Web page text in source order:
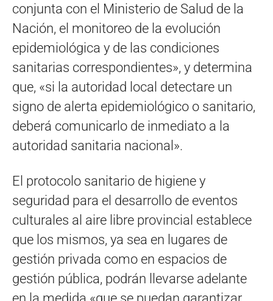
conjunta con el Ministerio de Salud de la
Nación, el monitoreo de la evolución
epidemiológica y de las condiciones
sanitarias correspondientes», y determina
que, «si la autoridad local detectare un
signo de alerta epidemiológico o sanitario,
deberá comunicarlo de inmediato a la
autoridad sanitaria nacional».
El protocolo sanitario de higiene y
seguridad para el desarrollo de eventos
culturales al aire libre provincial establece
que los mismos, ya sea en lugares de
gestión privada como en espacios de
gestión pública, podrán llevarse adelante